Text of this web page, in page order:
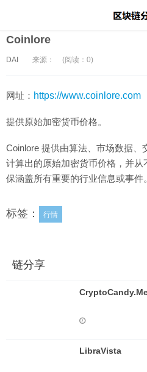
Coinlore
DAI 来源： (阅读：0)
网址： https://www.coinlore.com
提供原始加密货币价格。
Coinlore 提供由算法、市场数据
计算出的原始加密货币价格，并
保涵盖所有重要的行业信息或事件。
标签： 行情
链分享
LibraVista